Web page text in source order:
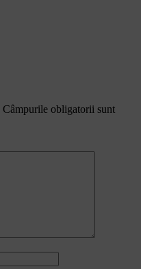
Câmpurile obligatorii sunt